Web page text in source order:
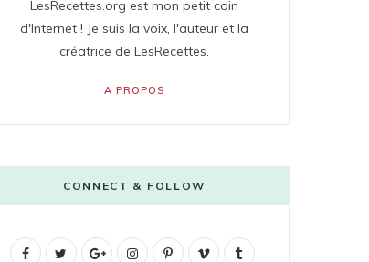
LesRecettes.org est mon petit coin
d'Internet ! Je suis la voix, l'auteur et la
créatrice de LesRecettes.
A PROPOS
CONNECT & FOLLOW
F
G
I
P
V